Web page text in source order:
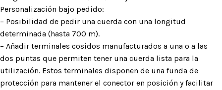
Personalización bajo pedido:
– Posibilidad de pedir una cuerda con una longitud
determinada (hasta 700 m).
– Añadir terminales cosidos manufacturados a una o a las
dos puntas que permiten tener una cuerda lista para la
utilización. Estos terminales disponen de una funda de
protección para mantener el conector en posición y facilitar